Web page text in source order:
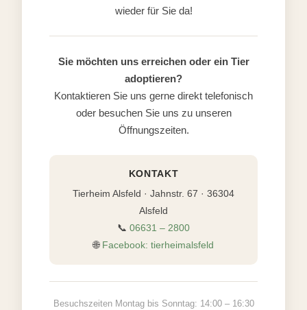
wieder für Sie da!
Sie möchten uns erreichen oder ein Tier
adoptieren?
Kontaktieren Sie uns gerne direkt telefonisch
oder besuchen Sie uns zu unseren
Öffnungszeiten.
KONTAKT
Tierheim Alsfeld · Jahnstr. 67 · 36304
Alsfeld
📞 06631 – 2800
🌐 Facebook: tierheimalsfeld
Besuchszeiten Montag bis Sonntag: 14:00 – 16:30